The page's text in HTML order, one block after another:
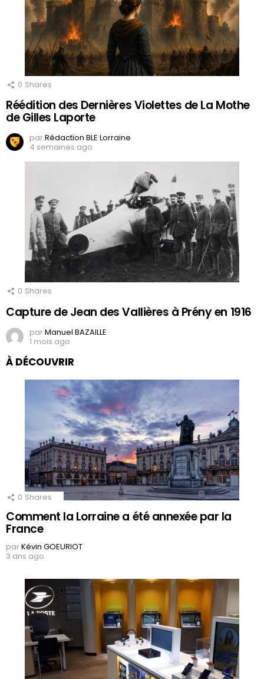
0 Shares
Réédition des Dernières Violettes de La Mothe
de Gilles Laporte
parRédaction BLE Lorraine
4 semaines ago
0 Shares
Capture de Jean des Vallières à Prény en 1916
parManuel BAZAILLE
1 mois ago
À DÉCOUVRIR
0 Shares
Comment la Lorraine a été annexée par la
France
parKévin GOEURIOT
3 ans ago